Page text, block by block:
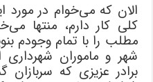
الان که می‌خوام در مورد
کلی کار دارم، منتها
مطلب را با تمام وجودم
شهر و ماموران
برادر عزیزی که سربازان